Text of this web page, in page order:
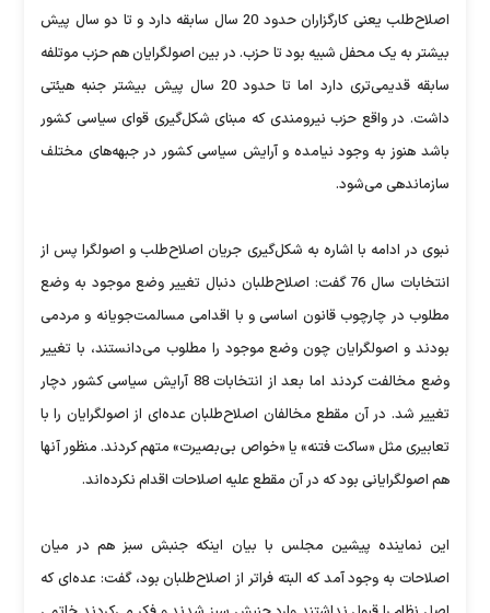
اصلاح‌طلب یعنی کارگزاران حدود 20 سال سابقه دارد و تا دو سال پیش
بیشتر به یک محفل شبیه بود تا حزب. در بین اصولگرایان هم حزب موتلفه
سابقه قدیمی‌تری دارد اما تا حدود 20 سال پیش بیشتر جنبه هیئتی
داشت. در واقع حزب نیرومندی که مبنای شکل‌گیری قوای سیاسی کشور
باشد هنوز به وجود نیامده و آرایش سیاسی کشور در جبهه‌های مختلف
سازماندهی می‌شود.
نبوی در ادامه با اشاره به شکل‌گیری جریان اصلاح‌طلب و اصولگرا پس از
انتخابات سال 76 گفت: اصلاح‌طلبان دنبال تغییر وضع موجود به وضع
مطلوب در چارچوب قانون اساسی و با اقدامی مسالمت‌جویانه و مردمی
بودند و اصولگرایان چون وضع موجود را مطلوب می‌دانستند، با تغییر
وضع مخالفت کردند اما بعد از انتخابات 88 آرایش سیاسی کشور دچار
تغییر شد. در آن مقطع مخالفان اصلاح‌طلبان عده‌ای از اصولگرایان را با
تعابیری مثل «ساکت فتنه» یا «خواص بی‌بصیرت» متهم کردند. منظور آنها
هم اصولگرایانی بود که در آن مقطع علیه اصلاحات اقدام نکرده‌اند.
این نماینده پیشین مجلس با بیان اینکه جنبش سبز هم در میان
اصلاحات به وجود آمد که البته فراتر از اصلاح‌طلبان بود، گفت: عده‌ای که